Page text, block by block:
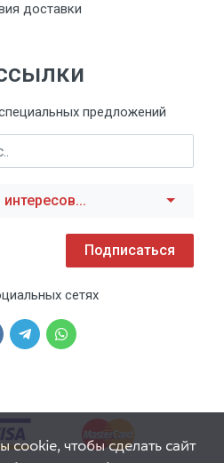
доставки
предложений
Подписаться
сетях
чтобы сделать сайт